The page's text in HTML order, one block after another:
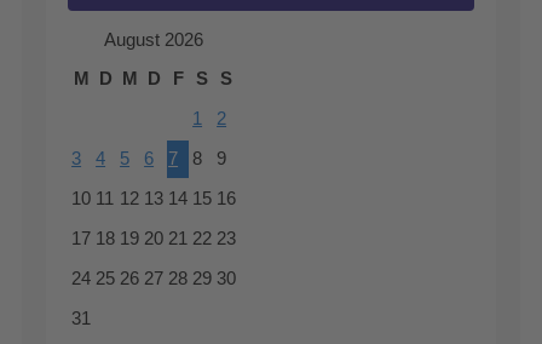
August 2026
M
D M D F S S
1 2
3 4 5 6 7 8 9
10 11 12 13 14 15 16
17 18 19 20 21 22 23
24 25 26 27 28 29 30
31